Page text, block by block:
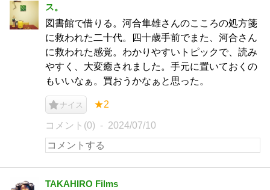
ス。
図書館で借りる。河合隼雄さんのこころの処方箋
に救われた二十代。四十歳手前でまた、河合さん
に救われた感覚。わかりやすいトピックで、読み
やすく、大変癒されました。手元に置いておくの
もいいなぁ。買おうかなぁと思った。
ナイス ★2
コメント(0) 2024/07/10
TAKAHIRO Films